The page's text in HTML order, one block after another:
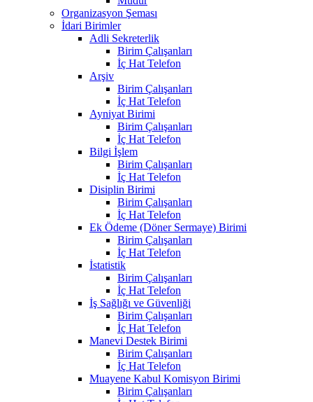
Organizasyon Şeması
İdari Birimler
Adli Sekreterlik
Birim Çalışanları
İç Hat Telefon
Arşiv
Birim Çalışanları
İç Hat Telefon
Ayniyat Birimi
Birim Çalışanları
İç Hat Telefon
Bilgi İşlem
Birim Çalışanları
İç Hat Telefon
Disiplin Birimi
Birim Çalışanları
İç Hat Telefon
Ek Ödeme (Döner Sermaye) Birimi
Birim Çalışanları
İç Hat Telefon
İstatistik
Birim Çalışanları
İç Hat Telefon
İş Sağlığı ve Güvenliği
Birim Çalışanları
İç Hat Telefon
Manevi Destek Birimi
Birim Çalışanları
İç Hat Telefon
Muayene Kabul Komisyon Birimi
Birim Çalışanları